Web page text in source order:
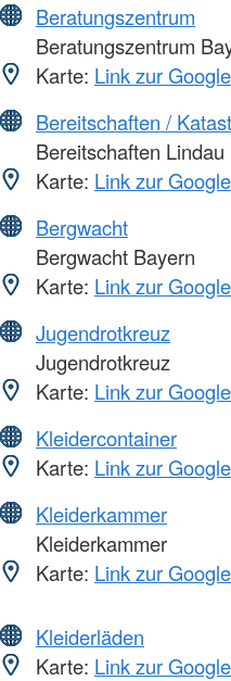
Beratungszentrum
Beratungszentrum
Karte: Link zur
Bereitschaften /
Bereitschaften Lindau
Karte: Link zur
Bergwacht
Bergwacht Bayern
Karte: Link zur
Jugendrotkreuz
Jugendrotkreuz
Karte: Link zur
Kleidercontainer
Karte: Link zur
Kleiderkammer
Kleiderkammer
Karte: Link zur
Kleiderläden
Karte: Link zur